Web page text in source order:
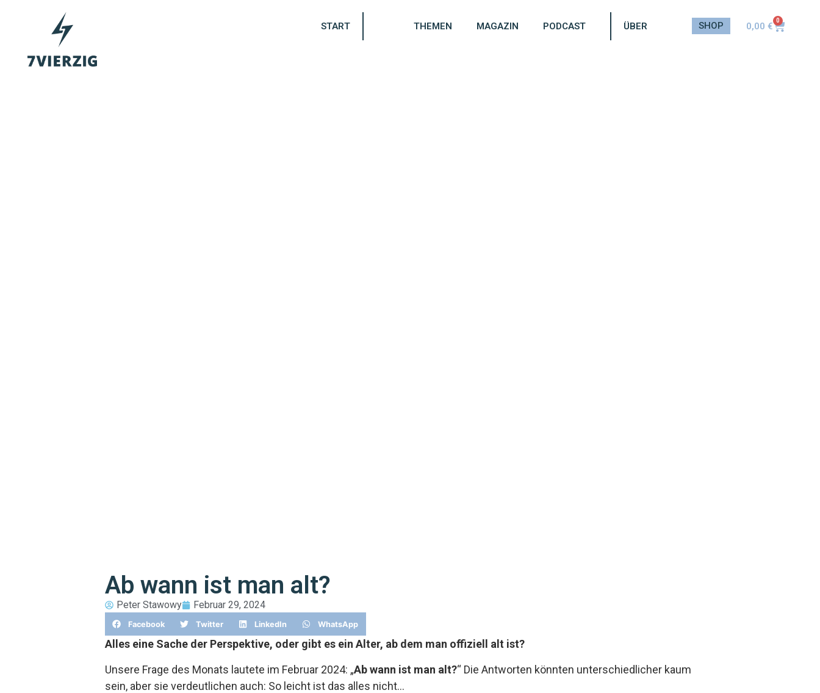
START THEMEN MAGAZIN PODCAST ÜBER SHOP 0,00€ 0
Ab wann ist man alt?
Peter Stawowy Februar 29, 2024
Facebook Twitter LinkedIn WhatsApp
Alles eine Sache der Perspektive, oder gibt es ein Alter, ab dem man offiziell alt ist?
Unsere Frage des Monats lautete im Februar 2024: „Ab wann ist man alt?“ Die Antworten könnten unterschiedlicher kaum
sein, aber sie verdeutlichen auch: So leicht ist das alles nicht…